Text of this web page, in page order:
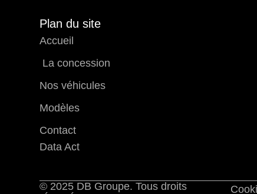
Plan du site
Accueil
La concession
Nos véhicules
Modèles
Contact
Data Act
© 2025 DB Groupe. Tous droits